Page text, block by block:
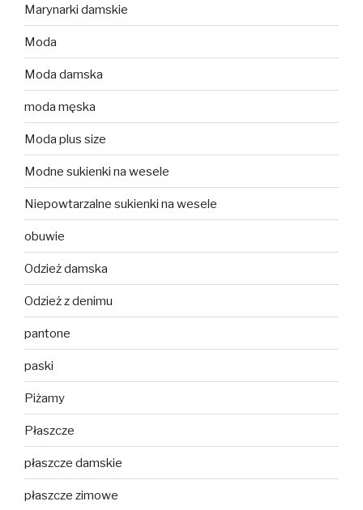
Marynarki damskie
Moda
Moda damska
moda męska
Moda plus size
Modne sukienki na wesele
Niepowtarzalne sukienki na wesele
obuwie
Odzież damska
Odzież z denimu
pantone
paski
Piżamy
Płaszcze
płaszcze damskie
płaszcze zimowe